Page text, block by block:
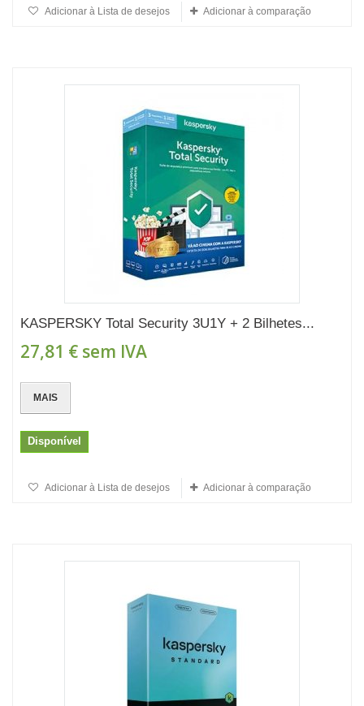
Adicionar à Lista de desejos Adicionar à comparação
KASPERSKY Total Security 3U1Y + 2 Bilhetes...
27,81 € sem IVA
MAIS
Disponível
Adicionar à Lista de desejos Adicionar à comparação